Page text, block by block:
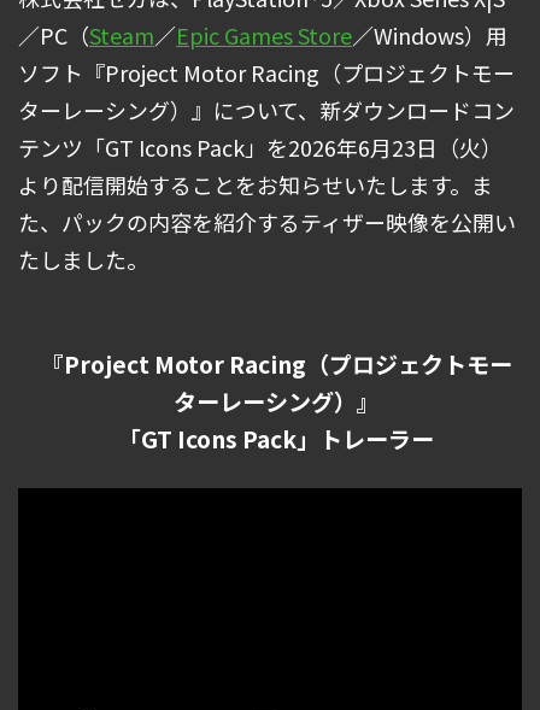
／PC（Steam／Epic Games Store／Windows）用
ソフト『Project Motor Racing（プロジェクトモー
ターレーシング）』について、新ダウンロードコン
テンツ「GT Icons Pack」を2026年6月23日（火）
より配信開始することをお知らせいたします。ま
た、パックの内容を紹介するティザー映像を公開い
たしました。
『Project Motor Racing（プロジェクトモー
ターレーシング）』
「GT Icons Pack」トレーラー